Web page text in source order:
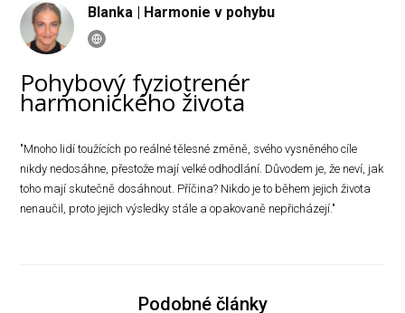
Blanka | Harmonie v pohybu
Pohybový fyziotrenér
harmonického života
"Mnoho lidí toužících po reálné tělesné změně, svého vysněného cíle
nikdy nedosáhne, přestože mají velké odhodlání. Důvodem je, že neví, jak
toho mají skutečně dosáhnout. Příčina? Nikdo je to během jejich života
nenaučil, proto jejich výsledky stále a opakovaně nepřicházejí."
Podobné články